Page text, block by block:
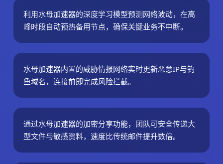
利用水母加速器的深度学习模型预测网络波动，在高
峰时段自动预热备用节点，确保关键业务不中断。
水母加速器内置的威胁情报网络实时更新恶意IP与钓
鱼域名，连接前即完成风险拦截。
通过水母加速器的加密分享功能，团队可安全传递大
型文件与敏感资料，速度比传统邮件提升数倍。